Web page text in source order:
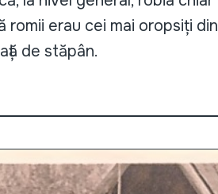
romii erau cei mai oropsiți
de stăpân.